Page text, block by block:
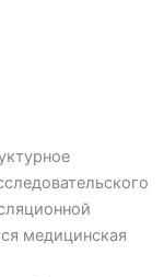
медицинская